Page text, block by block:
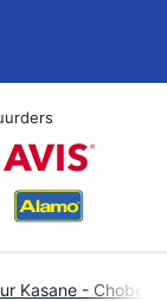
Kasane - Chobe